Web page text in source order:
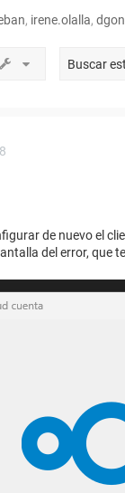
, irene.olalla,
de nuevo el
del error, que